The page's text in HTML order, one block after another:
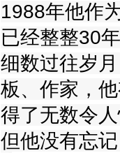
1988年他作
已经整整30
细数过往岁
板、作家，
得了无数令
但他没有忘